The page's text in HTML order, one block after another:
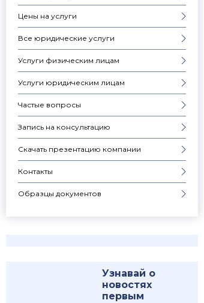
Цены на услуги
Все юридические услуги
Услуги физическим лицам
Услуги юридическим лицам
Частые вопросы
Запись на консультацию
Скачать презентацию компании
Контакты
Образцы документов
Узнавай о
новостях
первым